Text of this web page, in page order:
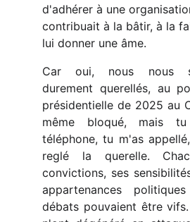
d'adhérer à une
contribuait à la bâtir, à la
lui donner une âme.
Car oui, nous nous
durement querellés, au
présidentielle de 2025 au
même bloqué, mais
téléphone, tu m'as
reglé la querelle.
convictions, ses
appartenances
débats pouvaient être